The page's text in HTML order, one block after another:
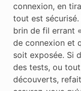
connexion, en
tout est sécurisé.
brin de fil errant
de connexion et
soit exposée. Si
des tests, ou
découverts,